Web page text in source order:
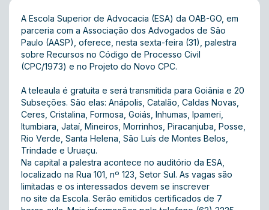
A Escola Superior de Advocacia (ESA) da OAB-GO, em
parceria com a Associação dos Advogados de São
Paulo (AASP), oferece, nesta sexta-feira (31), palestra
sobre Recursos no Código de Processo Civil
(CPC/1973) e no Projeto do Novo CPC.
A teleaula é gratuita e será transmitida para Goiânia e 20
Subseções. São elas: Anápolis, Catalão, Caldas Novas,
Ceres, Cristalina, Formosa, Goiás, Inhumas, Ipameri,
Itumbiara, Jataí, Mineiros, Morrinhos, Piracanjuba, Posse,
Rio Verde, Santa Helena, São Luís de Montes Belos,
Trindade e Uruaçu.
Na capital a palestra acontece no auditório da ESA,
localizado na Rua 101, nº 123, Setor Sul. As vagas são
limitadas e os interessados devem se inscrever
no site da Escola. Serão emitidos certificados de 7